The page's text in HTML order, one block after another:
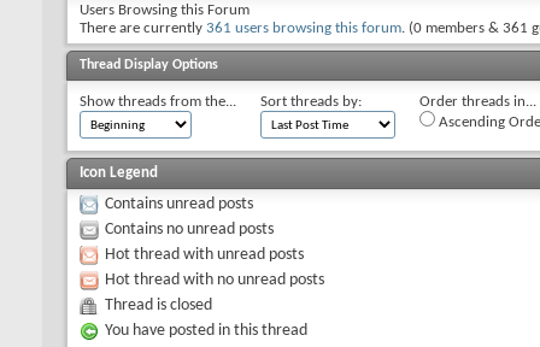
Users Browsing this Forum
There are currently 361 users browsing this forum. (0 members & 361
Thread Display Options
Show threads from the... Sort threads by:
Order threads in...
Ascending
Icon Legend
Contains unread posts
Contains no unread posts
Hot thread with unread posts
Hot thread with no unread posts
Thread is closed
You have posted in this thread